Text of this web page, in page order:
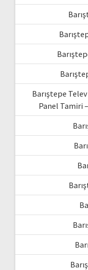
Barıştepe
Panel Tamiri